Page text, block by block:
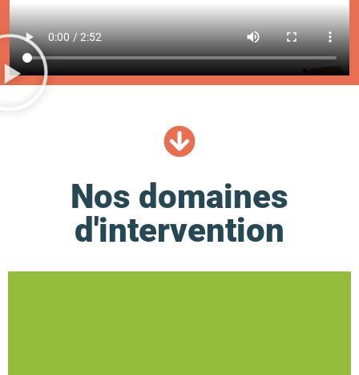
Nos domaines
d'intervention